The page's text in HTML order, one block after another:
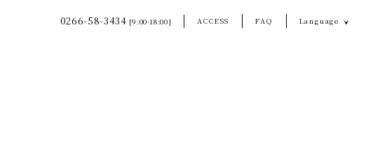
0266-58-3434 [9:00-18:00] ACCESS FAQ Language